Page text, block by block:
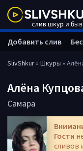
SlivShkur» Шкуры »
Алёна
Самара
Гости
сливов
Добавить слив